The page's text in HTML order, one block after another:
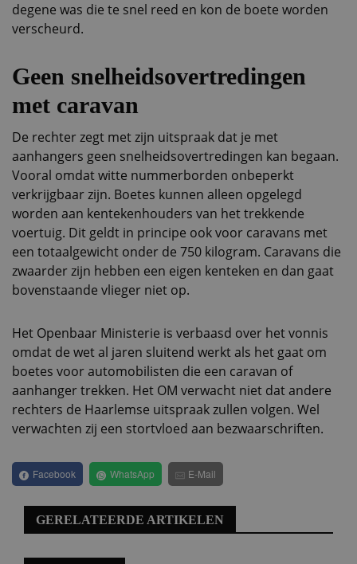
degene was die te snel reed en kon de boete worden
verscheurd.
Geen snelheidsovertredingen
met caravan
De rechter zegt met zijn uitspraak dat je met
aanhangers geen snelheidsovertredingen kan begaan.
Vooral omdat witte nummerborden onbeperkt
verkrijgbaar zijn. Boetes kunnen alleen opgelegd
worden aan kentekenhouders van het trekkende
voertuig. Dit geldt in principe ook voor caravans met
een totaalgewicht onder de 750 kilogram. Caravans die
zwaarder zijn hebben een eigen kenteken en dan gaat
bovenstaande vlieger niet op.
Het Openbaar Ministerie is verbaasd over het vonnis
omdat de wet al jaren sluitend werkt als het gaat om
boetes voor automobilisten die een caravan of
aanhanger trekken. Het OM verwacht niet dat andere
rechters de Haarlemse uitspraak zullen volgen. Wel
verwachten zij een stortvloed aan bezwaarschriften.
Facebook WhatsApp E-Mail
GERELATEERDE ARTIKELEN